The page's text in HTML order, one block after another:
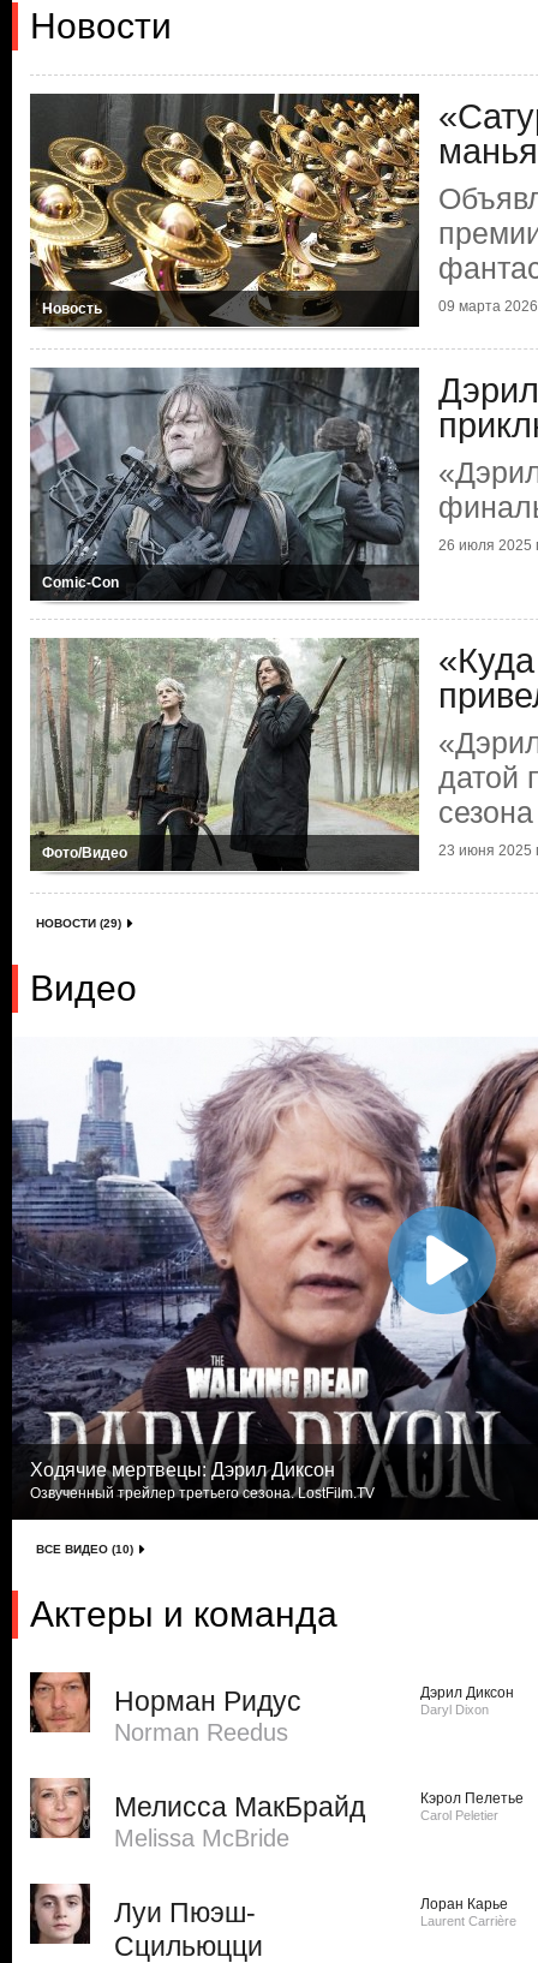
Новости
Новость 09 марта 2026
Comic-Con
26 июля 2025
Фото/Видео
датой
сезона
23 июня 2025
НОВОСТИ (29)
Видео
Ходячие мертвецы: Дэрил Диксон
Озвученный трейлер третьего сезона. LostFilm.TV
ВСЕ ВИДЕО (10)
Актеры и команда
Норман Ридус
Norman Reedus
Дэрил Диксон
Daryl Dixon
Мелисса МакБрайд
Melissa McBride
Кэрол Пелетье
Carol Peletier
Луи Пюэш-
Сцильюцци
Лоран Карье
Laurent Carrière